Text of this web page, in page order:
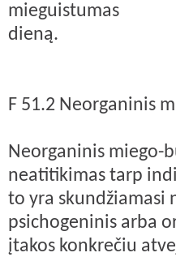
mieguistumas
dieną.
F 51.2 Neorganinis
Neorganinis miego-
neatitikimas tarp
to yra skundžiamasi
psichogeninis arba
įtakos konkrečiu